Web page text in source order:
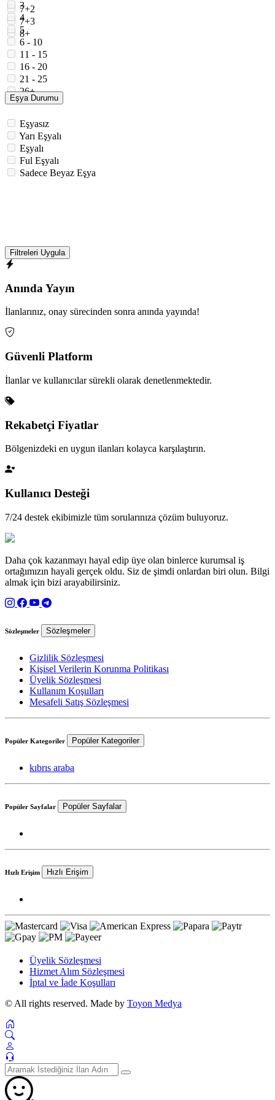
7+2
7+3
8+
3
4
5
6 - 10
11 - 15
16 - 20
21 - 25
26+
Eşya Durumu
Eşyasız
Yarı Eşyalı
Eşyalı
Ful Eşyalı
Sadece Beyaz Eşya
Filtreleri Uygula
Anında Yayın
İlanlarınız, onay sürecinden sonra anında yayında!
Güvenli Platform
İlanlar ve kullanıcılar sürekli olarak denetlenmektedir.
Rekabetçi Fiyatlar
Bölgenizdeki en uygun ilanları kolayca karşılaştırın.
Kullanıcı Desteği
7/24 destek ekibimizle tüm sorularınıza çözüm buluyoruz.
Daha çok kazanmayı hayal edip üye olan binlerce kurumsal iş
ortağımızın hayali gerçek oldu. Siz de şimdi onlardan biri olun. Bilgi
almak için bizi arayabilirsiniz.
Sözleşmeler Sözleşmeler
Gizlilik Sözleşmesi
Kişisel Verilerin Korunma Politikası
Üyelik Sözleşmesi
Kullanım Koşulları
Mesafeli Satış Sözleşmesi
Popüler Kategoriler Popüler Kategoriler
kıbrıs araba
Popüler Sayfalar Popüler Sayfalar
Hızlı Erişim Hızlı Erişim
Üyelik Sözleşmesi
Hizmet Alım Sözleşmesi
İptal ve İade Koşulları
© All rights reserved. Made by Toyon Medya